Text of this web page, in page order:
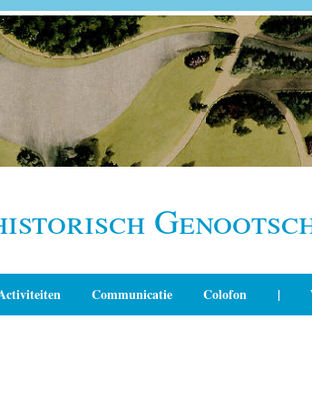
Communicatie Colofon |